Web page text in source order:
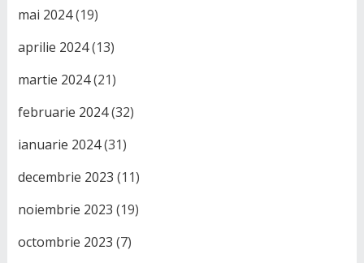
mai 2024(19)
aprilie 2024(13)
martie 2024(21)
februarie 2024(32)
ianuarie 2024(31)
decembrie 2023 (11)
noiembrie 2023 (19)
octombrie 2023 (7)